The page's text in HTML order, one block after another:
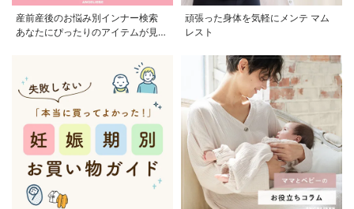
産前産後のお悩み別インナー検索
あなたにぴったりのアイテムが見つ
頑張った身体を気軽にメンテ マム
レスト